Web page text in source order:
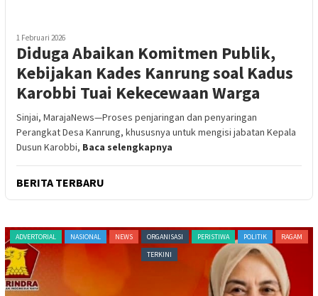
1 Februari 2026
Diduga Abaikan Komitmen Publik,
Kebijakan Kades Kanrung soal Kadus
Karobbi Tuai Kekecewaan Warga
Sinjai, MarajaNews—Proses penjaringan dan penyaringan
Perangkat Desa Kanrung, khususnya untuk mengisi jabatan Kepala
Dusun Karobbi, Baca selengkapnya
BERITA TERBARU
ADVERTORIAL NASIONAL NEWS ORGANISASI PERISTIWA POLITIK
RAGAM
TERKINI